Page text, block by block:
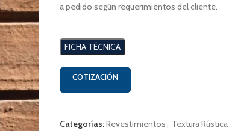
a pedido según requerimientos del cliente.
FICHA TÉCNICA
COTIZACIÓN
Categorías:Revestimientos, Textura Rústica